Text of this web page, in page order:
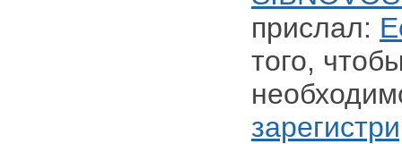
прислал:
того,